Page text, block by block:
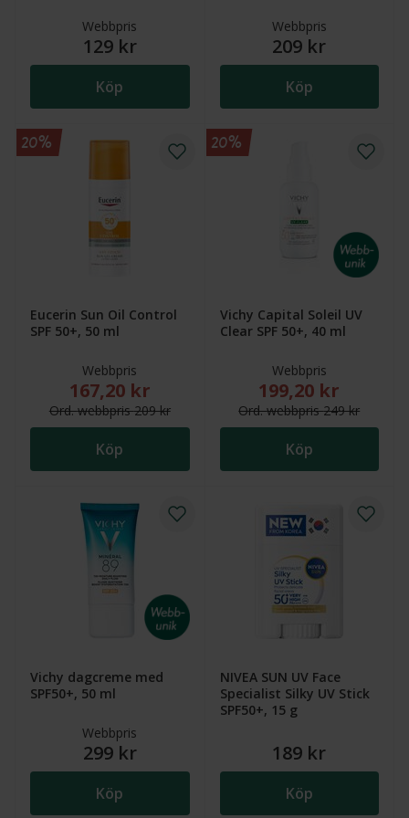
Webbpris
129 kr
Köp
Webbpris
209 kr
Köp
Eucerin Sun Oil Control
SPF 50+, 50 ml
Webbpris
Nytt reducerat pris: 167,20 kr. Ordinarie webbpris
167,20 kr
Ord.webbpris209 kr
Köp
20%
Vichy Capital Soleil UV
Clear SPF 50+, 40 ml
Webbpris
Nytt reducerat
199,20 kr
Ord.webbpris249 kr
Köp
20%
Vichy dagcreme med
SPF50+, 50 ml
Webbpris
299 kr
Köp
NIVEA SUN UV Face
Specialist Silky UV Stick
SPF50+, 15 g
189 kr
Köp